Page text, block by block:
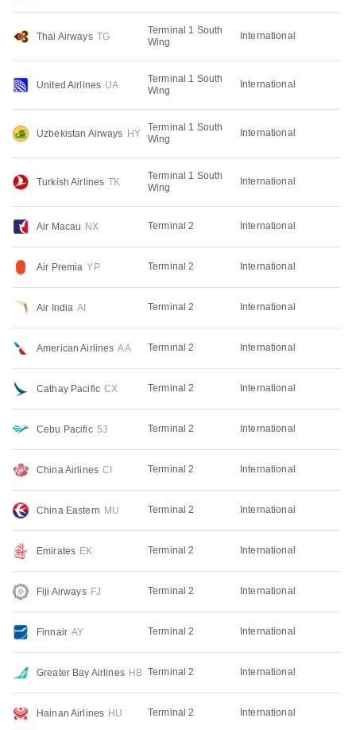
Thai Airways TG
Terminal 1 South
Wing
International
United Airlines UA
Terminal 1 South
Wing
International
Uzbekistan Airways HY
Terminal 1 South
Wing
International
Turkish Airlines TK
Terminal 1 South
Wing
International
Air Macau NX Terminal 2 International
Air Premia YP Terminal 2 International
Air India AI Terminal 2 International
American Airlines AA Terminal 2 International
Cathay Pacific CX Terminal 2 International
Cebu Pacific 5J Terminal 2 International
China Airlines CI Terminal 2 International
China Eastern MU Terminal 2 International
Emirates EK Terminal 2 International
Fiji Airways FJ Terminal 2 International
Finnair AY Terminal 2 International
Greater Bay Airlines HB Terminal 2 International
Hainan Airlines HU Terminal 2 International